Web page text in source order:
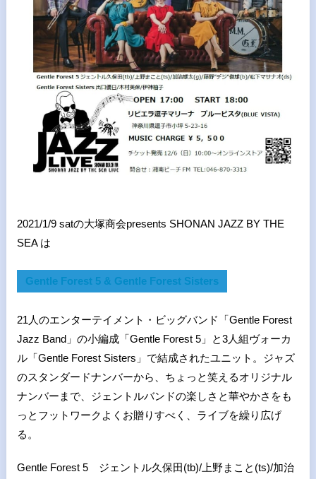
2021/1/9 satの大塚商会presents SHONAN JAZZ BY THE
SEA は
Gentle Forest 5 & Gentle Forest Sisters
21人のエンターテイメント・ビッグバンド「Gentle Forest
Jazz Band」の小編成「Gentle Forest 5」と3人組ヴォーカ
ル「Gentle Forest Sisters」で結成されたユニット。 ジャズ
のスタンダードナンバーから、ちょっと笑えるオリジナル
ナンバーまで、ジェントルバンドの楽しさと華やかさをも
っとフットワークよくお贈りすべく、ライブを繰り広げ
る。
Gentle Forest 5 ジェントル久保田(tb)/上野まこと (ts)/加治